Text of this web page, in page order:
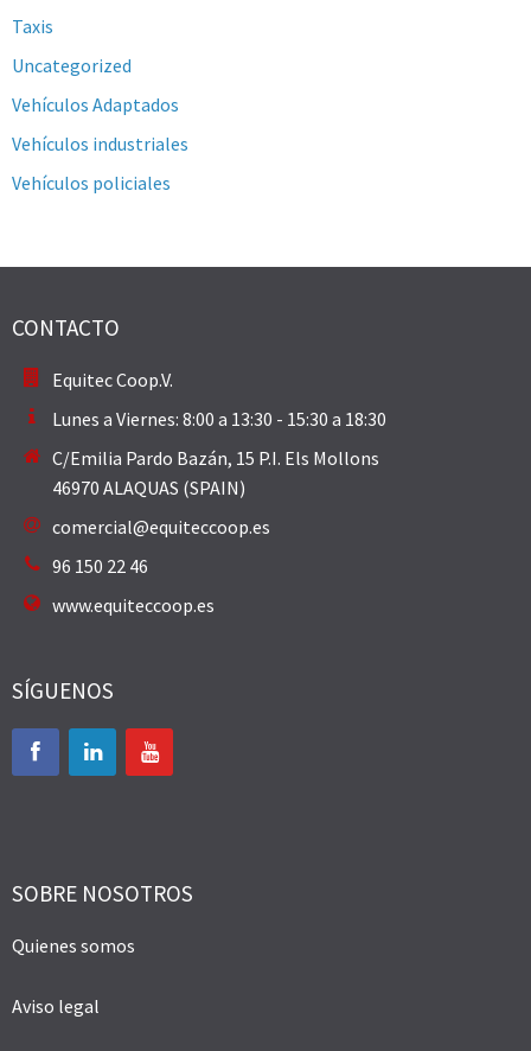
Taxis
Uncategorized
Vehículos Adaptados
Vehículos industriales
Vehículos policiales
CONTACTO
Equitec Coop.V.
Lunes a Viernes: 8:00 a 13:30 - 15:30 a 18:30
C/Emilia Pardo Bazán, 15 P.I. Els Mollons
46970 ALAQUAS (SPAIN)
comercial@equiteccoop.es
96 150 22 46
www.equiteccoop.es
SÍGUENOS
SOBRE NOSOTROS
Quienes somos
Aviso legal